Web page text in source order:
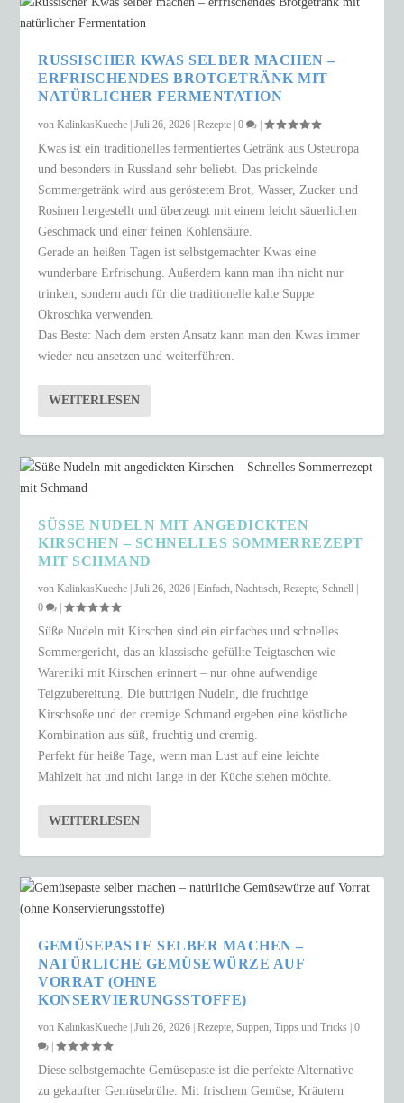
RUSSISCHER KWAS SELBER MACHEN –
ERFRISCHENDES BROTGETRÄNK MIT
NATÜRLICHER FERMENTATION
vonKalinkasKueche |Juli 26, 2026 |Rezepte |0 |
Kwas ist ein traditionelles fermentiertes Getränk aus Osteuropa
und besonders in Russland sehr beliebt. Das prickelnde
Sommergetränk wird aus geröstetem Brot, Wasser, Zucker und
Rosinen hergestellt und überzeugt mit einem leicht säuerlichen
Geschmack und einer feinen Kohlensäure.
Gerade an heißen Tagen ist selbstgemachter Kwas eine
wunderbare Erfrischung. Außerdem kann man ihn nicht nur
trinken, sondern auch für die traditionelle kalte Suppe
Okroschka verwenden.
Das Beste: Nach dem ersten Ansatz kann man den Kwas immer
wieder neu ansetzen und weiterführen.
WEITERLESEN
SÜSSE NUDELN MIT ANGEDICKTEN K
IRSCHEN – SCHNELLES SOMMERREZEPT M
IT SCHMAND
vonKalinkasKueche |Juli 26, 2026 |Einfach ,Nachtisch ,Rezepte ,Schnell |
0
|
Süße Nudeln mit Kirschen sind ein einfaches und schnelles
Sommergericht, das an klassische gefüllte Teigtaschen wie
Wareniki mit Kirschen erinnert – nur ohne aufwendige
Teigzubereitung. Die buttrigen Nudeln, die fruchtige
Kirschsoße und der cremige Schmand ergeben eine köstliche
Kombination aus süß, fruchtig und cremig.
Perfekt für heiße Tage, wenn man Lust auf eine leichte
Mahlzeit hat und nicht lange in der Küche stehen möchte.
WEITERLESEN
GEMÜSEPASTE SELBER MACHEN –
NATÜRLICHE GEMÜSEWÜRZE AUF
VORRAT (OHNE
KONSERVIERUNGSSTOFFE)
vonKalinkasKueche |Juli 26, 2026 |Rezepte ,Suppen ,Tipps und Tricks |0
|
Diese selbstgemachte Gemüsepaste ist die perfekte Alternative
zu gekaufter Gemüsebrühe. Mit frischem Gemüse, Kräutern